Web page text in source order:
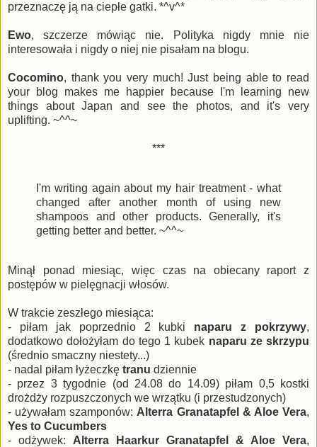
przeznaczę ją na ciepłe gatki. *^v^*
Ewo, szczerze mówiąc nie. Polityka nigdy mnie nie
interesowała i nigdy o niej nie pisałam na blogu.
Cocomino, thank you very much! Just being able to read
your blog makes me happier because I'm learning new
things about Japan and see the photos, and it's very
uplifting. ~^^~
***
I'm writing again about my hair treatment - what
changed after another month of using new
shampoos and other products. Generally, it's
getting better and better. ~^^~
Minął ponad miesiąc, więc czas na obiecany raport z
postępów w pielęgnacji włosów.
W trakcie zeszłego miesiąca:
- piłam jak poprzednio 2 kubki naparu z pokrzywy,
dodatkowo dołożyłam do tego 1 kubek naparu ze skrzypu
(średnio smaczny niestety...)
- nadal piłam łyżeczkę tranu dziennie
- przez 3 tygodnie (od 24.08 do 14.09) piłam 0,5 kostki
drożdży rozpuszczonych we wrzątku (i przestudzonych)
- używałam szamponów: Alterra Granatapfel & Aloe Vera,
Yes to Cucumbers
- odżywek: Alterra Haarkur Granatapfel & Aloe Vera,